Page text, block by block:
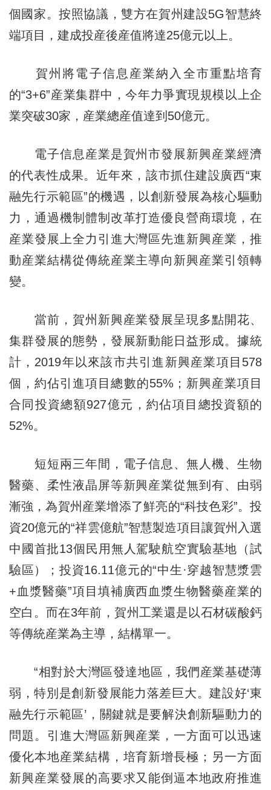
個國家。按照協議，雙方在賀州建設5G智慧終
端項目，建成投産後産值將達25億元以上。
賀州將電子信息産業納入全市重點培育
的“3+6”産業集群中，今年力爭實現規模以上企
業突破30家，産業總産值達到50億元。
電子信息産業是賀州市發展新興産業經濟
的代表性成果。近年來，該市抓住建設廣西“東
融先行示範區”的機遇，以創新發展為核心驅動
力，通過機制體制改革打造優良營商環境，在
産業發展上全力引進大灣區先進新興産業，推
動産業結構從傳統産業主導向新興産業引領轉
變。
當前，賀州新興産業發展呈現多點開花、
集群發展的態勢，發展新動能日益形成。據統
計，2019年以來該市共引進新興産業項目578
個，約佔引進項目總數的55%；新興産業項目
合同投資總額927億元，約佔項目總投資額的
52%。
短短兩三年間，電子信息、無人機、生物
醫藥、柔性液晶屏等新興産業從無到有、由弱
漸強，為賀州産業增添了鮮亮的“科技色彩”。投
資20億元的“祥雲億航”智慧製造項目讓賀州入選
中國首批13個民用無人駕駛航空實驗基地（試
驗區）；投資16.11億元的“中生·穿越智慧漿雲
+血漿醫藥”項目填補廣西血漿生物醫藥産業的
空白。而在3年前，賀州工業還是以石材碳酸鈣
等傳統産業為主導，結構單一。
“相對於大灣區發達地區，我們産業基礎薄
弱，特別是創新發展能力落差巨大。建設好‘東
融先行示範區’，關鍵就是要解決創新驅動力的
問題。引進大灣區新興産業，一方面可以迅速
優化本地産業結構，培育新增長極；另一方面
新興産業發展的高要求又能倒逼本地政府推進